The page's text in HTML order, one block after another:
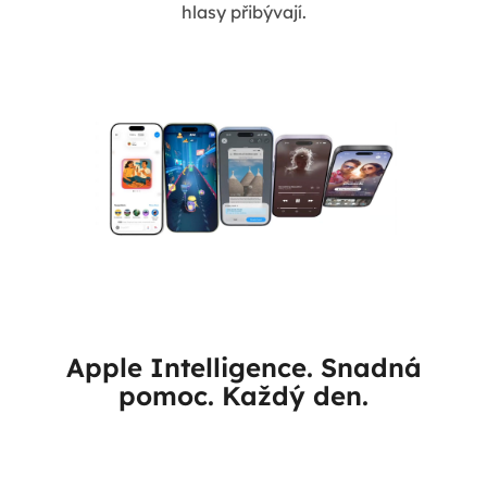
hlasy přibývají.
Apple Intelligence. Snadná
pomoc. Každý den.